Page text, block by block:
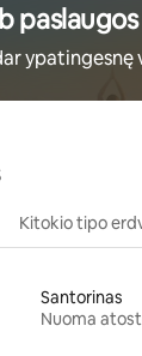
paslaugos
ypatingesnę
Kitokio tipo
Santorinas
Nuoma